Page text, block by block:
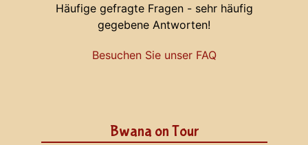
Häufige gefragte Fragen - sehr häufig
gegebene Antworten!
Besuchen Sie unser FAQ
Bwana on Tour